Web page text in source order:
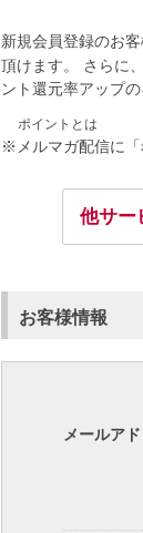
新規会員登録のお
頂けます。 さらに
ント還元率アップ
ポイントとは
※メルマガ配信に「
他サー
お客様情報
メールア